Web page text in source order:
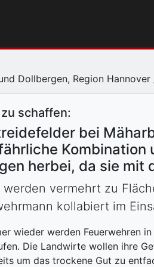
Dollbergen, Region
schaffen:
bei
herbei, da sie
vermehrt zu
kollabiert im
wieder werden Feuerwehren
Die Landwirte wollen ihre
um das trockene Gut zu